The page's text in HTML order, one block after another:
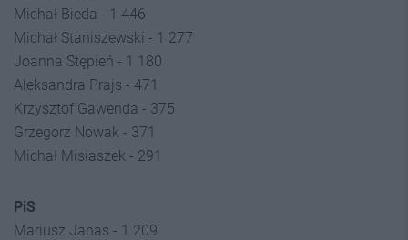
Michał Bieda - 1 446
Michał Staniszewski - 1 277
Joanna Stępień - 1 180
Aleksandra Prajs - 471
Krzysztof Gawenda - 375
Grzegorz Nowak - 371
Michał Misiaszek - 291
PiS
Mariusz Janas - 1 209